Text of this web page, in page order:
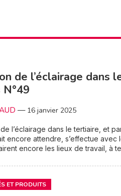
de l’éclairage dans
— 16 janvier 2025
l’éclairage dans le tertiaire, et
encore attendre, s’effectue avec
encore les lieux de travail, à
ET PRODUITS